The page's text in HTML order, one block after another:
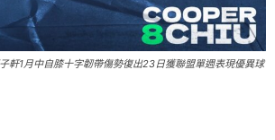
軒1月中自膝十字韌帶傷勢復出23日獲聯盟單週表現優異球